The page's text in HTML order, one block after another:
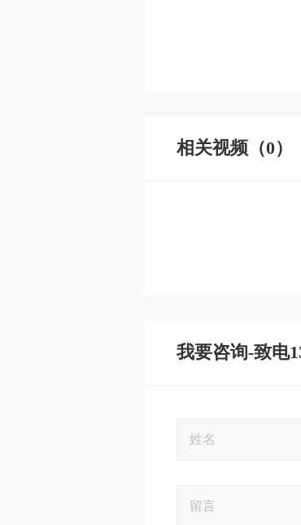
相关视频（0）
我要咨询-致电